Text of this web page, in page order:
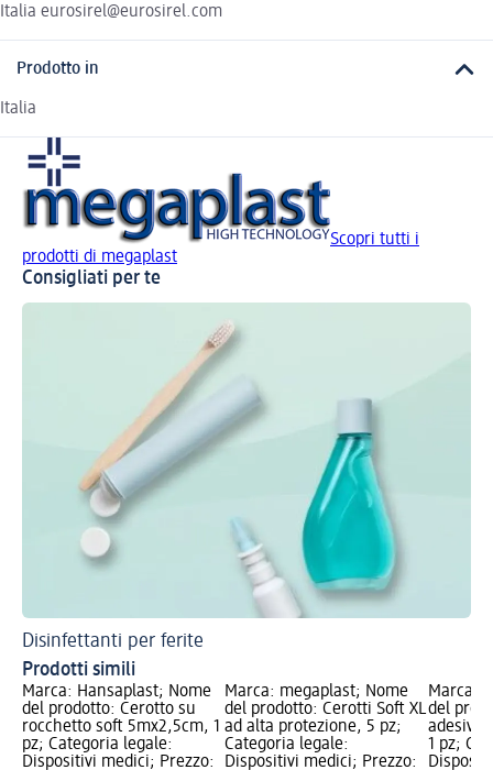
Italia eurosirel@eurosirel.com
Prodotto in
Italia
Scopri tutti i
prodotti di megaplast
Consigliati per te
Disinfettanti per ferite
Prodotti simili
Marca: Hansaplast; Nome
del prodotto: Cerotto su
rocchetto soft 5mx2,5cm, 1
pz; Categoria legale:
Dispositivi medici; Prezzo:
Marca: megaplast; Nome
del prodotto: Cerotti Soft XL
ad alta protezione, 5 pz;
Categoria legale:
Dispositivi medici; Prezzo:
Marca:
del
adesivo
1 pz;